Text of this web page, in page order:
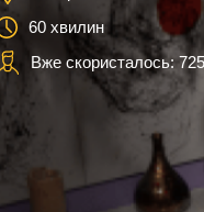
1 ос. / до 10 днів
60 хвилин
Вже скористалось: 725